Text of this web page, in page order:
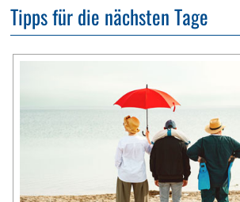
Tipps für die nächsten Tage